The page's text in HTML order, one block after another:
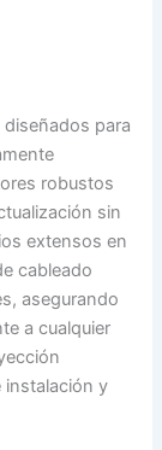
para
robustos
sin
extensos en
cableado
asegurando
a cualquier
instalación y